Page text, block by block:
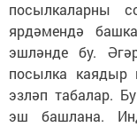
посылкаларны
ярдә­мендә
эшләнде бу.
посылка каядыр
эзләп табалар.
эш башлана.